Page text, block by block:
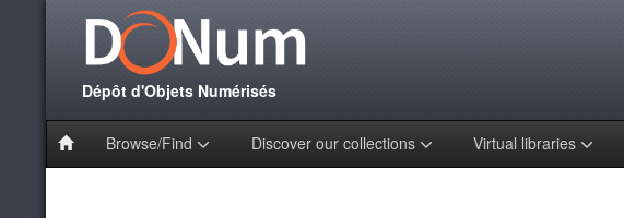
Dépôt d'Objets Numérisés
Browse/Find Discover our collections Virtual libraries